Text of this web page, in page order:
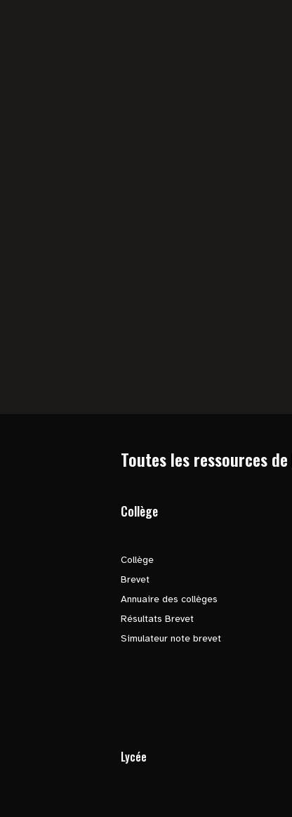
Toutes les ressources de
Collège
Collège
Brevet
Annuaire des collèges
Résultats Brevet
Simulateur note brevet
Lycée